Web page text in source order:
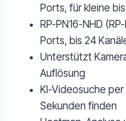
Ports, für kleine
RP-PN16-NHD
Ports, bis 24
Unterstützt
Auflösung
KI-Videosuche
Sekunden finden